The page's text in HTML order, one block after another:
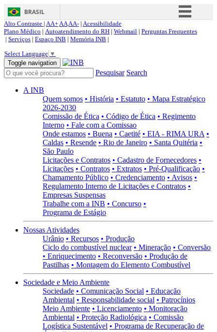
BRASIL
Simplifique!
Acesso à informação
Canais
Alto Contraste | AA+AAAA- | Acessibilidade
Plano Médico | Autoatendimento do RH | Webmail | Perguntas Frequentes
| Serviços | Espaço INB | Memória INB |
Select Language ▼
Toggle navigation
Pesquisar Search
A INB
Quem somos • História • Estatuto • Mapa Estratégico
2026-2030
Comissão de Ética • Código de Ética • Regimento
Interno • Fale com a Comissao
Onde estamos • Buena • Caetité • EIA - RIMA URA •
Caldas • Resende • Rio de Janeiro • Santa Quitéria •
São Paulo
Licitações e Contratos • Cadastro de Fornecedores •
Licitações • Contratos • Extratos • Pré-Qualificação •
Chamamento Público • Credenciamento • Avisos •
Regulamento Interno de Licitações e Contratos •
Empresas Suspensas
Trabalhe com a INB • Concurso •
Programa de Estágio
Nossas Atividades
Urânio • Recursos • Produção
Ciclo do combustível nuclear • Mineração • Conversão
• Enriquecimento • Reconversão • Produção de
Pastilhas • Montagem do Elemento Combustível
Sociedade e Meio Ambiente
Sociedade • Comunicação Social • Educação
Ambiental • Responsabilidade social • Patrocínios
Meio Ambiente • Licenciamento • Monitoração
Ambiental • Proteção Radiológica • Comissão
Logística Sustentável • Programa de Recuperação de